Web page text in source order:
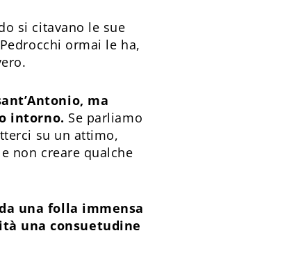
si citavano le sue
ormai le ha,
ma
intorno. Se parliamo
su un attimo,
non creare qualche
una folla immensa
una consuetudine